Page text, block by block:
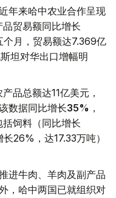
年来哈中农业合作呈现
贸易额同比增长
月，贸易额达7.369亿
坦对华出口增幅明
品总额达11亿美元，
数据同比增长35% ，
饲料（同比增长
26%，达17.33万吨）
进牛肉、羊肉及副产品
，哈中两国已就组织对